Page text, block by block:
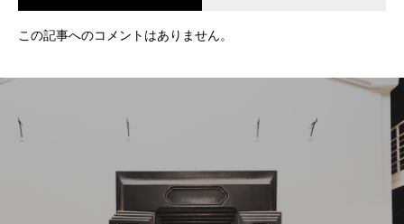
この記事へのコメントはありません。